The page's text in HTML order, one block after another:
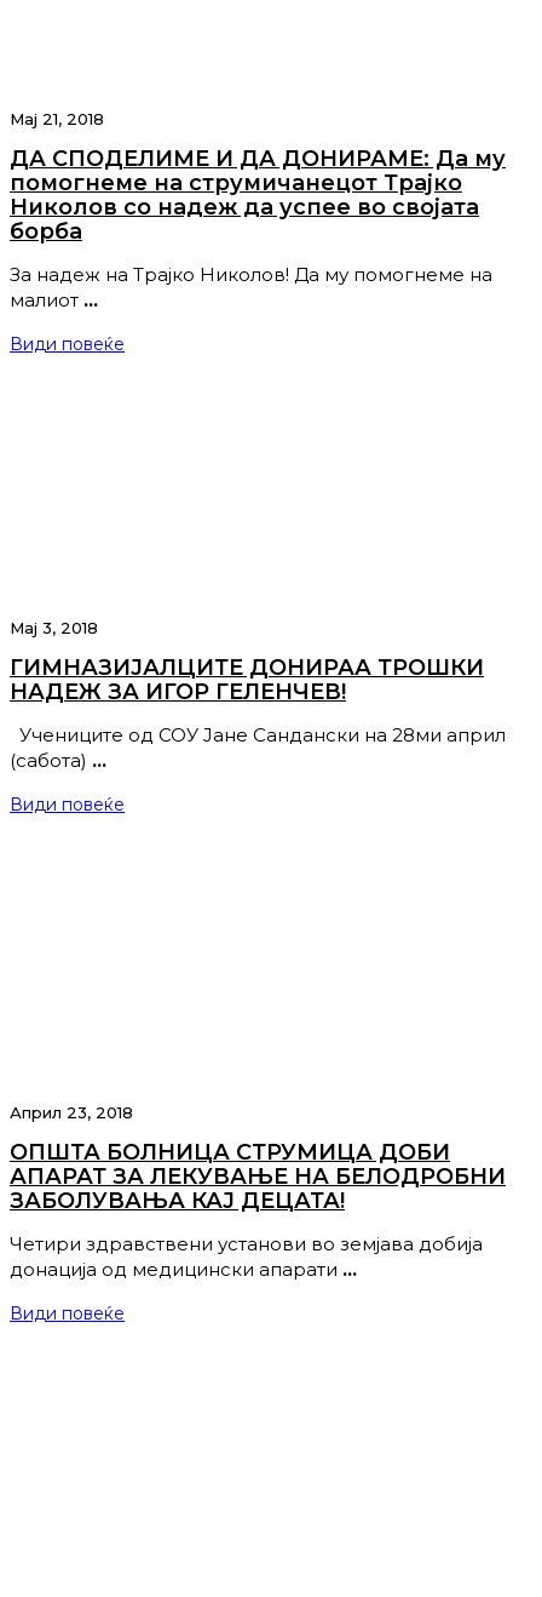
Мај 21, 2018
ДА СПОДЕЛИМЕ И ДА ДОНИРАМЕ: Да му
помогнеме на струмичанецот Трајко
Николов со надеж да успее во својата
борба
За надеж на Трајко Николов! Да му помогнеме на
малиот …
Види повеќе
Мај 3, 2018
ГИМНАЗИЈАЛЦИТЕ ДОНИРАА ТРОШКИ
НАДЕЖ ЗА ИГОР ГЕЛЕНЧЕВ!
Учениците од СОУ Јане Сандански на 28ми април
(сабота) …
Види повеќе
Април 23, 2018
ОПШТА БОЛНИЦА СТРУМИЦА ДОБИ
АПАРАТ ЗА ЛЕКУВАЊЕ НА БЕЛОДРОБНИ
ЗАБОЛУВАЊА КАЈ ДЕЦАТА!
Четири здравствени установи во земјава добија
донација од медицински апарати …
Види повеќе